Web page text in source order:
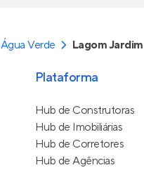
Água Verde Lagom Jardim
Plataforma
Hub de Construtoras
Hub de Imobiliárias
Hub de Corretores
Hub de Agências